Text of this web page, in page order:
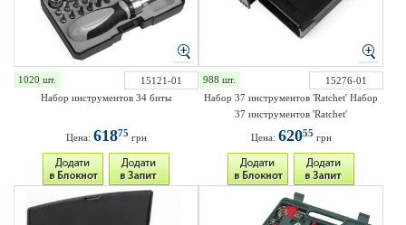
1020 шт.
15121-01
Набор инструментов 34 биты
Цена: 61875 грн
988 шт.
15276-01
Набор 37 инструментов 'Ratchet' Набор
37 инструментов 'Ratchet'
Цена: 62055 грн